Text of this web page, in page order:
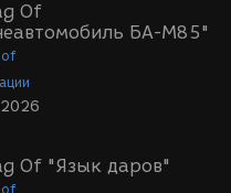
Of
БА-М85"
of
Of "Язык даров"
of